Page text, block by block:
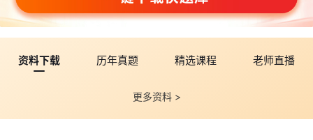
资料下载 历年真题 精选课程 老师直播
更多资料 >